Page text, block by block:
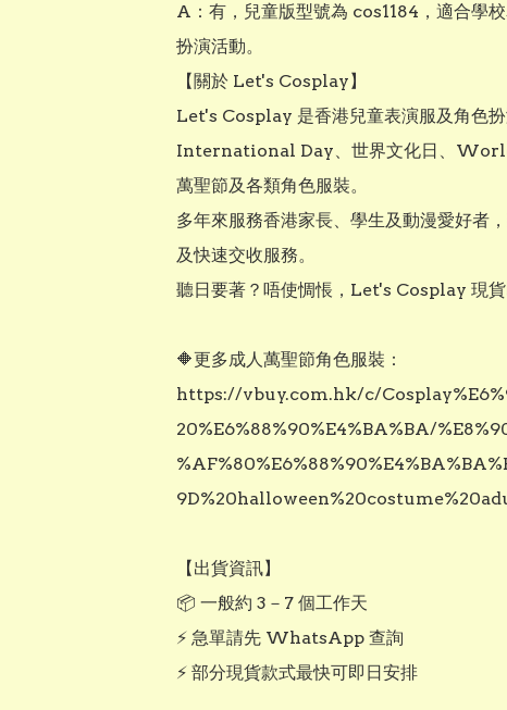
A：有，兒童版型號為 cos1184，適合學
扮演活動。
【關於 Let's Cosplay】
Let's Cosplay 是香港兒童表演服及角色
International Day、世界文化日、
萬聖節及各類角色服裝。
多年來服務香港家長、學生及動漫愛好者
及快速交收服務。
聽日要著？唔使惆悵，Let's Cosplay 現貨
🔶更多成人萬聖節角色服裝：
https://vbuy.com.hk/c/
20%E6%88%90%E4%BA%BA/
【出貨資訊】
📦 一般約 3－7 個工作天
⚡ 急單請先 WhatsApp 查詢
⚡ 部分現貨款式最快可即日安排